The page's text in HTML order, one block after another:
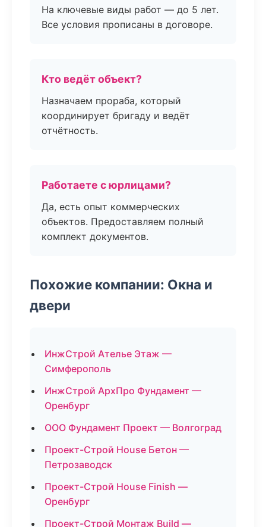
На ключевые виды работ — до 5 лет.
Все условия прописаны в договоре.
Кто ведёт объект?
Назначаем прораба, который
координирует бригаду и ведёт
отчётность.
Работаете с юрлицами?
Да, есть опыт коммерческих
объектов. Предоставляем полный
комплект документов.
Похожие компании: Окна и
двери
ИнжСтрой Ателье Этаж —
Симферополь
ИнжСтрой АрхПро Фундамент —
Оренбург
ООО Фундамент Проект — Волгоград
Проект-Строй House Бетон —
Петрозаводск
Проект-Строй House Finish —
Оренбург
Проект-Строй Монтаж Build —